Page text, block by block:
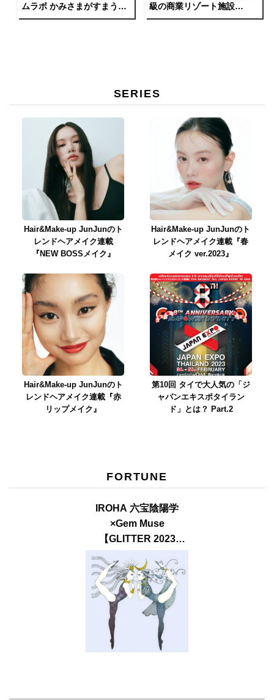
ムラボ かみさまがすまう
森」佐賀・御船山楽園で開
級の商業リゾート施設
「VISON」が三重県・多気
SERIES
Hair&Make-up JunJunのト
レンドヘアメイク連載
『NEW BOSSメイク』
Hair&Make-up JunJunのト
レンドヘアメイク連載『春
メイク ver.2023』
Hair&Make-up JunJunのト
レンドヘアメイク連載『赤
リップメイク』
第10回 タイで大人気の「ジ
ャパンエキスポタイラン
ド」とは？ Part.2
FORTUNE
IROHA 六宝陰陽学
×Gem Muse
【GLITTER 2023
SUMMER issue】